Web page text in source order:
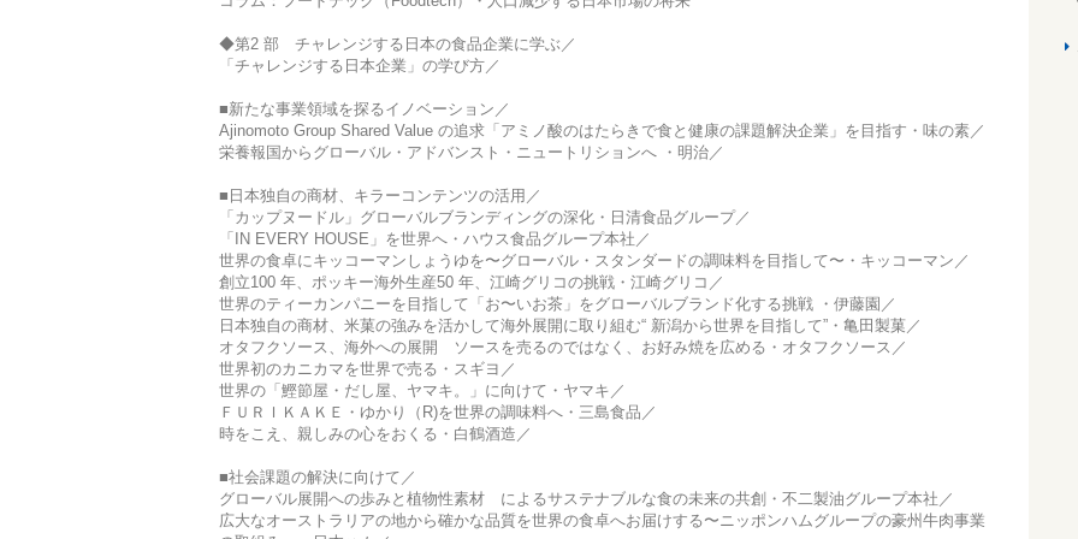
◆第2 部 チャレンジする日本の食品企業に学ぶ／
「チャレンジする日本企業」の学び方／
■新たな事業領域を探るイノベーション／
Ajinomoto Group Shared Value の追求「アミノ酸のはたらきで食と健康の課題解決企業」を目指す・味の素／
栄養報国からグローバル・アドバンスト・ニュートリションへ ・明治／
■日本独自の商材、キラーコンテンツの活用／
「カップヌードル」グローバルブランディングの深化・日清食品グループ／
「IN EVERY HOUSE」を世界へ・ハウス食品グループ本社／
世界の食卓にキッコーマンしょうゆを〜グローバル・スタンダードの調味料を目指して〜・キッコーマン／
創立100 年、ポッキー海外生産50 年、江崎グリコの挑戦・江崎グリコ／
世界のティーカンパニーを目指して「お〜いお茶」をグローバルブランド化する挑戦 ・伊藤園／
日本独自の商材、米菓の強みを活かして海外展開に取り組む“ 新潟から世界を目指して”・亀田製菓／
オタフクソース、海外への展開 ソースを売るのではなく、お好み焼を広める・オタフクソース／
世界初のカニカマを世界で売る・スギヨ／
世界の「鰹節屋・だし屋、ヤマキ。」に向けて・ヤマキ／
ＦＵＲＩＫＡＫＥ・ゆかり（R)を世界の調味料へ・三島食品／
時をこえ、親しみの心をおくる・白鶴酒造／
■社会課題の解決に向けて／
グローバル展開への歩みと植物性素材 によるサステナブルな食の未来の共創・不二製油グループ本社／
広大なオーストラリアの地から確かな品質を世界の食卓へお届けする〜ニッポンハムグループの豪州牛肉事業